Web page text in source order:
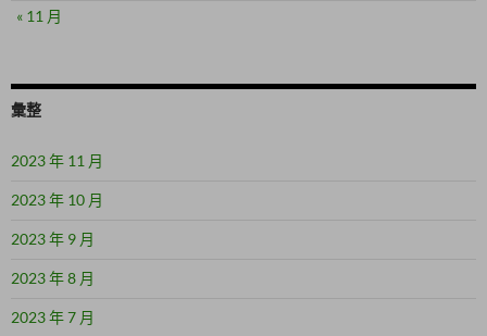
« 11 月
彙整
2023 年 11 月
2023 年 10 月
2023 年 9 月
2023 年 8 月
2023 年 7 月